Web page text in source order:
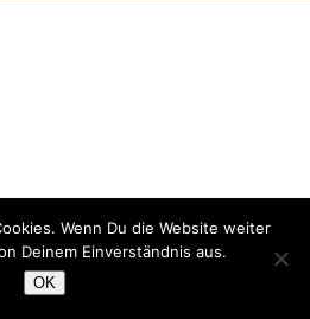
Wenn Du die Website weiter
Deinem Einverständnis aus.
OK